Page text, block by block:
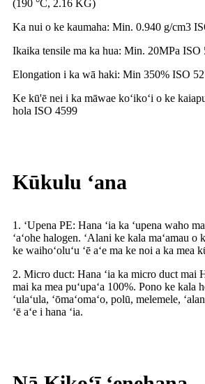
(190 °C, 2.16 KG)
Ka nui o ke kaumaha: Min. 0.940 g/cm3
Ikaika tensile ma ka hua: Min. 20MPa ISO
Elongation i ka wā haki: Min 350% ISO
Ke kū'ē nei i ka māwae koʻikoʻi o ke
hola ISO 4599
Kūkulu ʻana
1. ʻUpena PE: Hana ʻia ka ʻupena waho
ʻaʻohe halogen. ʻAlani ke kala maʻamau o
ke waihoʻoluʻu ʻē aʻe ma ke noi a ka mea
2. Micro duct: Hana ʻia ka micro duct mai
mai ka mea puʻupaʻa 100%. Pono ke kala
ʻulaʻula, ʻōmaʻomaʻo, polū, melemele,
ʻē aʻe i hana ʻia.